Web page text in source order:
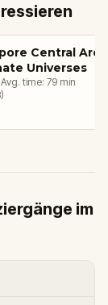
Central
Universes
Avg. time: 79 min
)
im